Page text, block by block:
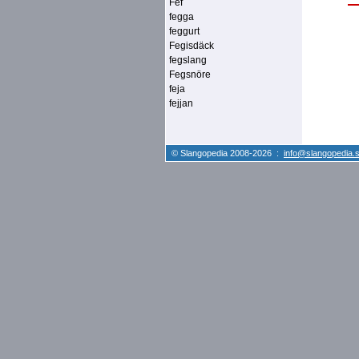
Fef
fegga
feggurt
Fegisdäck
fegslang
Fegsnöre
feja
fejjan
© Slangopedia 2008-2026 :